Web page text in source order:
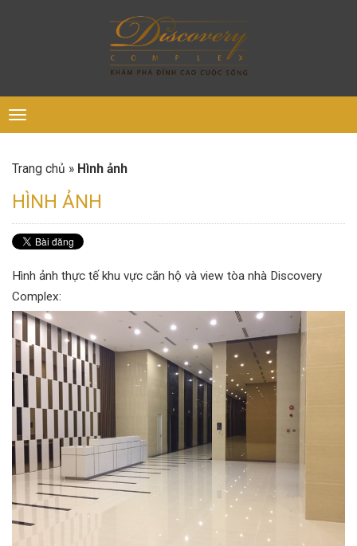
Toggle
Trang chủ » Hình ảnh
HÌNH ẢNH
Hình ảnh thực tế khu vực căn hộ và view tòa nhà Discovery
Complex: